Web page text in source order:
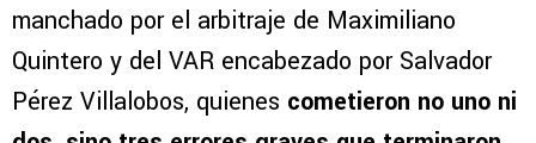
manchado por el arbitraje de Maximiliano
Quintero y del VAR encabezado por Salvador
Pérez Villalobos, quienes cometieron no uno ni